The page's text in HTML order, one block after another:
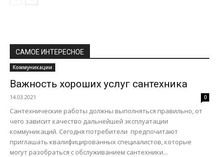
САМОЕ ИНТЕРЕСНОЕ
Коммуникации
Важность хороших услуг сантехника
14.03.2021 0
Сантехнические работы должны выполняться правильно, от
чего зависит качество дальнейшей эксплуатации
коммуникаций. Сегодня потребители предпочитают
приглашать квалифицированных специалистов, которые
могут разобраться с обслуживанием сантехники...